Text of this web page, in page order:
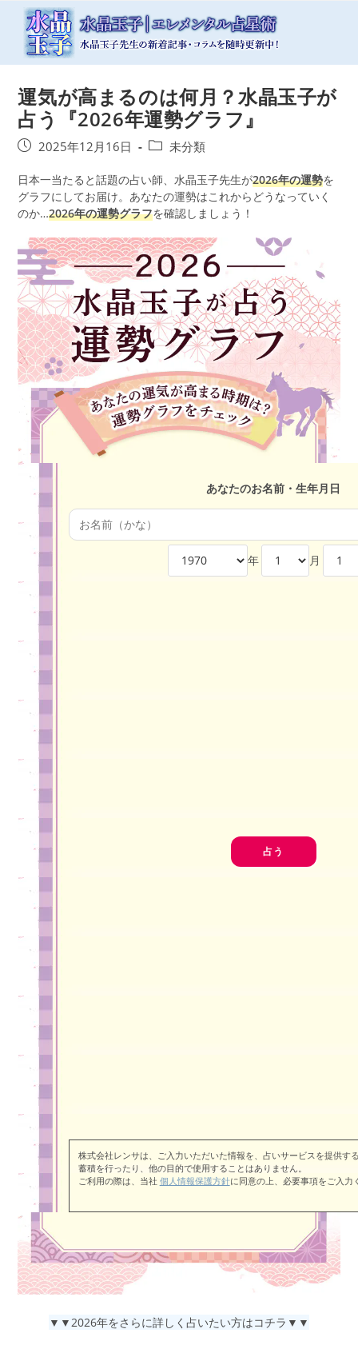
運気が高まるのは何月？水晶玉子が
占う『2026年運勢グラフ』
投
公
開
日:
2025年12月16日
投
カ
テ
ゴ
ー:
未分類
日本一当たると話題の占い師、水晶玉子先生が2026年の運勢を
グラフにしてお届け。あなたの運勢はこれからどうなっていく
のか…2026年の運勢グラフを確認しましょう！
あなたのお名前・生年月日
年 月
株式会社レンサは、ご入力いただいた情報を、占いサービスを提供す
蓄積を行ったり、他の目的で使用することはありません。
ご利用の際は、当社 個人情報保護方針に同意の上、必要事項をご入力
▼▼2026年をさらに詳しく占いたい方はコチラ▼▼